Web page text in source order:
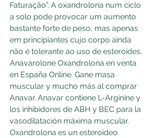
Faturação”. A oxandrolona num ciclo
a solo pode provocar um aumento
bastante forte de peso, mas apenas
em principiantes cujo corpo ainda
não é tolerante ao uso de esteroides.
Anavarolone Oxandrolona en venta
en España Online. Gane masa
muscular y mucho más al comprar
Anavar. Anavar contiene L-Arginine y
los inhibidores de ABH y BEC para la
vasodilatación máxima muscular.
Oxandrolona es un esteroideo